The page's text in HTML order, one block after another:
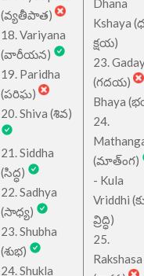
(వ్యతీపాత)
18. Variyana
(వారీయన)
19. Paridha
(పరిఘ)
20. Shiva (శివ)
21. Siddha
(సిద్ధ)
22. Sadhya
(సాధ్య)
23. Shubha
(శుభ)
24. Shukla
Dhana
Kshaya
క్షయ)
23.
(గదయ)
Bhaya
24.
(మాత్ంగ)
- Kula
Vriddhi
వ్రిద్ధి)
25.
Rakshasa